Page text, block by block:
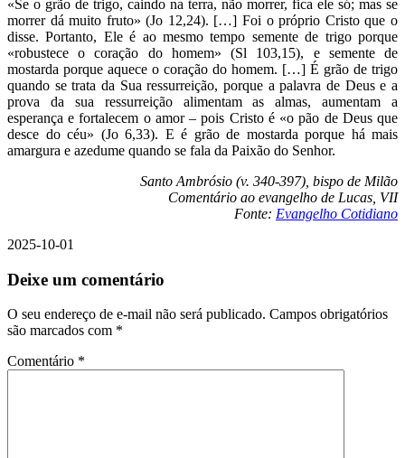
«Se o grão de trigo, caindo na terra, não morrer, fica ele só; mas se
morrer dá muito fruto» (Jo 12,24). […] Foi o próprio Cristo que o
disse. Portanto, Ele é ao mesmo tempo semente de trigo porque
«robustece o coração do homem» (Sl 103,15), e semente de
mostarda porque aquece o coração do homem. […] É grão de trigo
quando se trata da Sua ressurreição, porque a palavra de Deus e a
prova da sua ressurreição alimentam as almas, aumentam a
esperança e fortalecem o amor – pois Cristo é «o pão de Deus que
desce do céu» (Jo 6,33). E é grão de mostarda porque há mais
amargura e azedume quando se fala da Paixão do Senhor.
Santo Ambrósio (v. 340-397), bispo de Milão
Comentário ao evangelho de Lucas, VII
Fonte: Evangelho Cotidiano
2025-10-01
Deixe um comentário
O seu endereço de e-mail não será publicado. Campos obrigatórios
são marcados com *
Comentário *